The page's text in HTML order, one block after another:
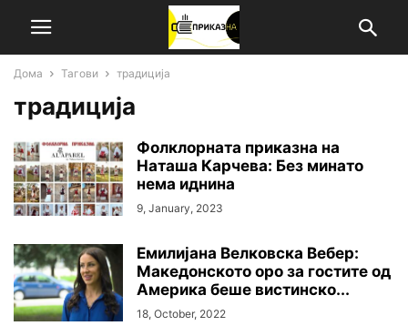
Дома Тагови традиција
традиција
Фолклорната приказна на
Наташа Карчева: Без минато
нема иднина
9, January, 2023
Емилијана Велковска Вебер:
Македонското оро за гостите од
Америка беше вистинско...
18, October, 2022